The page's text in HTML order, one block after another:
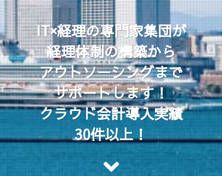
IT×経理の専門家集団が
経理体制の構築から
アウトソーシングまで
サポートします！
クラウド会計導入実績
30件以上！